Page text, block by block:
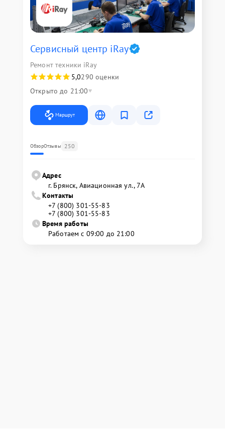
Сервисный центр iRay
Ремонт техники iRay
5,0290 оценки
Открыто до 21:00
Маршрут
ОбзорОтзывы 250
Адрес
г. Брянск, Авиационная ул., 7А
Контакты
+7 (800) 301-55-83
+7 (800) 301-55-83
Время работы
Работаем с 09:00 до 21:00